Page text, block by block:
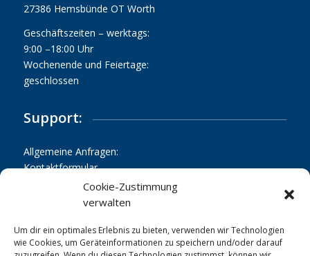
Cookie-Zustimmung
verwalten
Um dir ein optimales Erlebnis zu bieten, verwenden wir Technologien
wie Cookies, um Geräteinformationen zu speichern und/oder darauf
27386 Hemsbünde OT Worth
Geschäftszeiten – werktags:
9:00 –18:00 Uhr
Wochenende und Feiertage:
geschlossen
Support:
Allgemeine Anfragen:
Kontaktformular
support@mcs-web.de
Tekefon:
+49 4261 2270